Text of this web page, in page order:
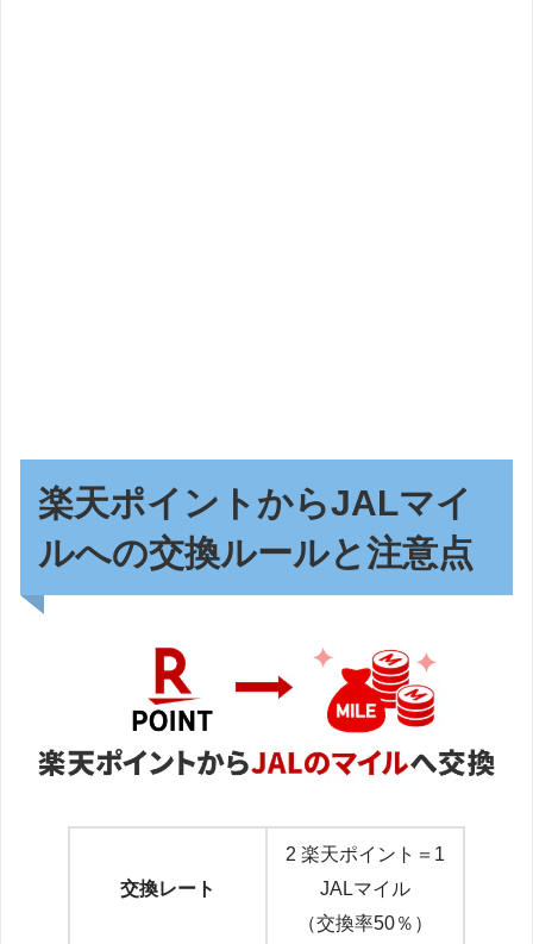
楽天ポイントからJALマイ
ルへの交換ルールと注意点
交換レート
2 楽天ポイント＝1
JALマイル
（交換率50％）